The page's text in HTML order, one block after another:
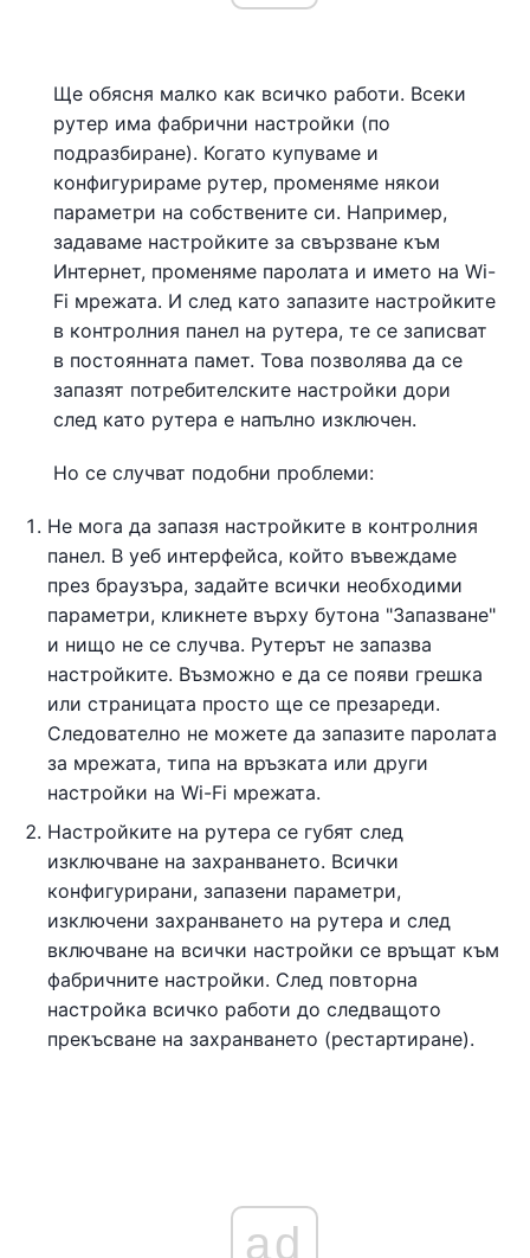
Ще обясня малко как всичко работи. Всеки
рутер има фабрични настройки (по
подразбиране). Когато купуваме и
конфигурираме рутер, променяме някои
параметри на собствените си. Например,
задаваме настройките за свързване към
Интернет, променяме паролата и името на Wi-
Fi мрежата. И след като запазите настройките
в контролния панел на рутера, те се записват
в постоянната памет. Това позволява да се
запазят потребителските настройки дори
след като рутера е напълно изключен.
Но се случват подобни проблеми:
Не мога да запазя настройките в контролния
панел. В уеб интерфейса, който въвеждаме
през браузъра, задайте всички необходими
параметри, кликнете върху бутона "Запазване"
и нищо не се случва. Рутерът не запазва
настройките. Възможно е да се появи грешка
или страницата просто ще се презареди.
Следователно не можете да запазите паролата
за мрежата, типа на връзката или други
настройки на Wi-Fi мрежата.
Настройките на рутера се губят след
изключване на захранването. Всички
конфигурирани, запазени параметри,
изключени захранването на рутера и след
включване на всички настройки се връщат към
фабричните настройки. След повторна
настройка всичко работи до следващото
прекъсване на захранването (рестартиране).
ad